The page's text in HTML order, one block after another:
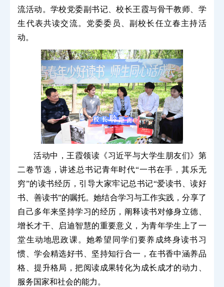
流活动。学校党委副书记、校长王霞与骨干教师、学
生代表共读交流。党委委员、副校长任立春主持活
动。
活动中，王霞领读《习近平与大学生朋友们》第
二卷节选，讲述总书记青年时代“一书在手，其乐无
穷”的读书经历，引导大家牢记总书记“爱读书、读好
书、善读书”的嘱托。她结合学习与工作实践，分享了
自己多年来坚持学习的经历，阐释读书对修身立德、
增长才干、启迪智慧的重要意义，为青年学生上了一
堂生动地思政课。她希望同学们要养成终身读书习
惯、学会精选好书、坚持知行合一，在书香中涵养品
格、提升格局，把阅读成果转化为成长成才的动力、
服务国家和社会的能力。